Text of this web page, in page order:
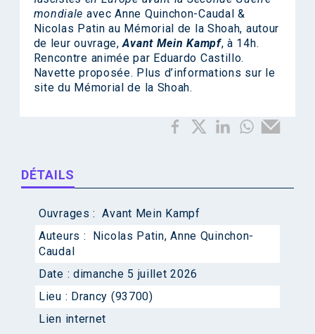
mondiale avec Anne Quinchon-Caudal &
Nicolas Patin au Mémorial de la Shoah, autour
de leur ouvrage,Avant Mein Kampf, à 14h.
Rencontre animée par Eduardo Castillo.
Navette proposée. Plus d’informations sur le
site du Mémorial de la Shoah.
DÉTAILS
Ouvrages :
Avant Mein Kampf
Auteurs :
Nicolas Patin,Anne Quinchon-
Caudal
Date : dimanche 5 juillet 2026
Lieu : Drancy (93700)
Lien internet